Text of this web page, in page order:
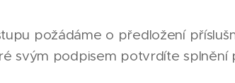
požádáme o předložení
svým podpisem potvrdíte splnění